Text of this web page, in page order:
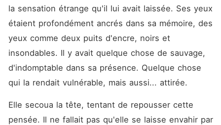
la sensation étrange qu'il lui avait laissée. Ses yeux
étaient profondément ancrés dans sa mémoire, des
yeux comme deux puits d'encre, noirs et
insondables. Il y avait quelque chose de sauvage,
d'indomptable dans sa présence. Quelque chose
qui la rendait vulnérable, mais aussi... attirée.
Elle secoua la tête, tentant de repousser cette
pensée. Il ne fallait pas qu'elle se laisse envahir par